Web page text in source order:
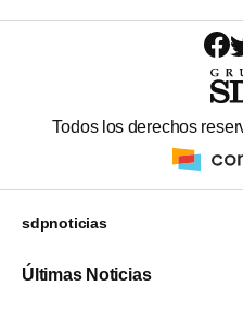
Todos los derechos
sdpnoticias
Últimas Noticias